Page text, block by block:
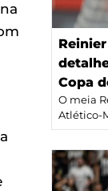
Copa
O meia
Atlético-